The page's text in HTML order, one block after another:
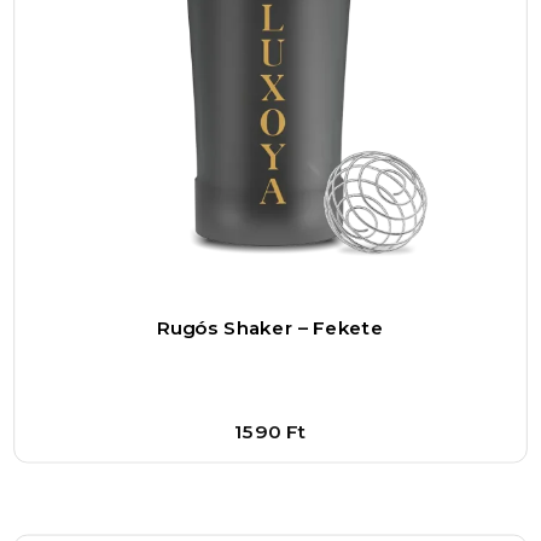
egyáltalán nem magas egy ilyen komplex,
prémium minőségű szuperélelmiszer-
keverékért cserébe. A por könnyen oldódik, így
egy pohár vízhez vagy gyümölcsléhez keverve
gyorsan és egyszerűen fogyasztható bármilyen
A SUPER TASTY SUPERFOOD ideális
odafigyelnek az egészségükre, de nem mindig
Rugós Shaker – Fekete
1590 Ft